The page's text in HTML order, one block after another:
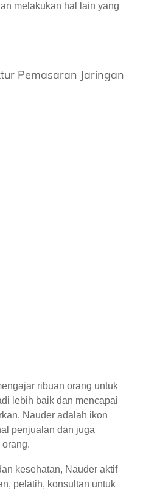
melakukan hal lain yang
Pemasaran Jaringan
ribuan orang untuk
lebih baik dan mencapai
Nauder adalah ikon
penjualan dan juga
kesehatan, Nauder aktif
pelatih, konsultan untuk